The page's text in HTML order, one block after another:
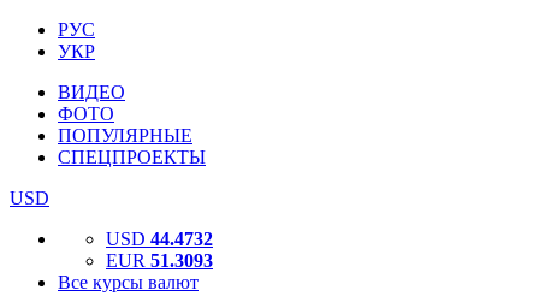
РУС
УКР
ВИДЕО
ФОТО
ПОПУЛЯРНЫЕ
СПЕЦПРОЕКТЫ
USD
USD 44.4732
EUR 51.3093
Все курсы валют